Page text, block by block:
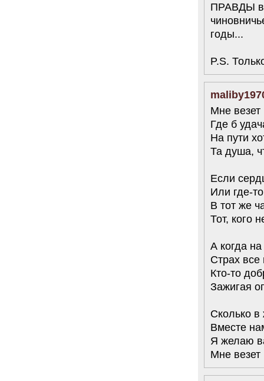
ПРАВДЫ в
годы...
P.S.
Мне
Где б
На пути
Та душа,
Если
Или где-
В тот же
Тот, кого
А когда
Страх
Кто-то
Зажигая
Сколько в
Вместе
Я желаю
Мне